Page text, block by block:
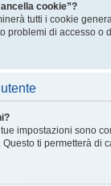
cookie”?
tutti i cookie
problemi di accesso
impostazioni sono
ti permetterà di